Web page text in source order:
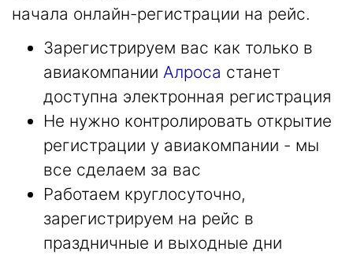
начала онлайн-регистрации на рейс.
Зарегистрируем вас как только в
авиакомпании Алроса станет
доступна электронная регистрация
Не нужно контролировать открытие
регистрации у авиакомпании - мы
все сделаем за вас
Работаем круглосуточно,
зарегистрируем на рейс в
праздничные и выходные дни